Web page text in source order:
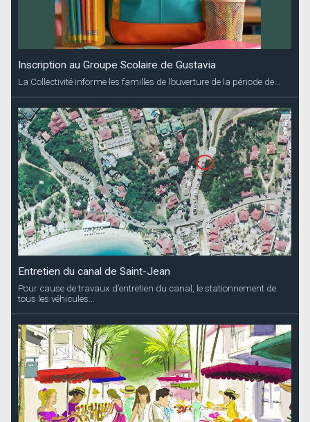
Inscription au Groupe Scolaire de Gustavia
La Collectivité informe les familles de l’ouverture de la période de...
Entretien du canal de Saint-Jean
Pour cause de travaux d’entretien du canal, le stationnement de
tous les véhicules...